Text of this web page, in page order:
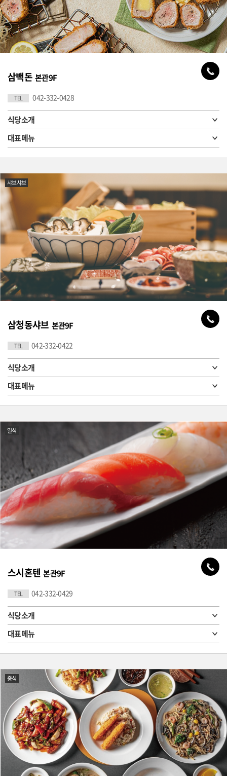
삼백돈 본관9F
TEL 042-332-0428
식당소개
대표메뉴
샤브샤브
삼청동샤브 본관9F
TEL 042-332-0422
식당소개
대표메뉴
일식
스시혼텐 본관9F
TEL 042-332-0429
식당소개
대표메뉴
중식